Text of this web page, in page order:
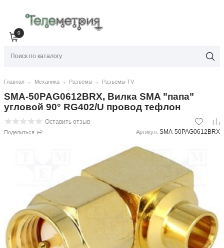
0
Главная → Механика → Разъемы → Разъемы TV
SMA-50PAG0612BRX, Вилка SMA "папа"
угловой 90° RG402/U провод тефлон
Оставить отзыв
Поделиться Артикул: SMA-50PAG0612BRX